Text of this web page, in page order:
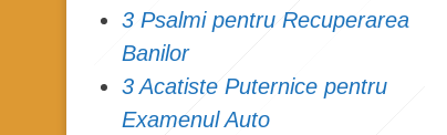
3 Psalmi pentru Recuperarea
Banilor
3 Acatiste Puternice pentru
Examenul Auto